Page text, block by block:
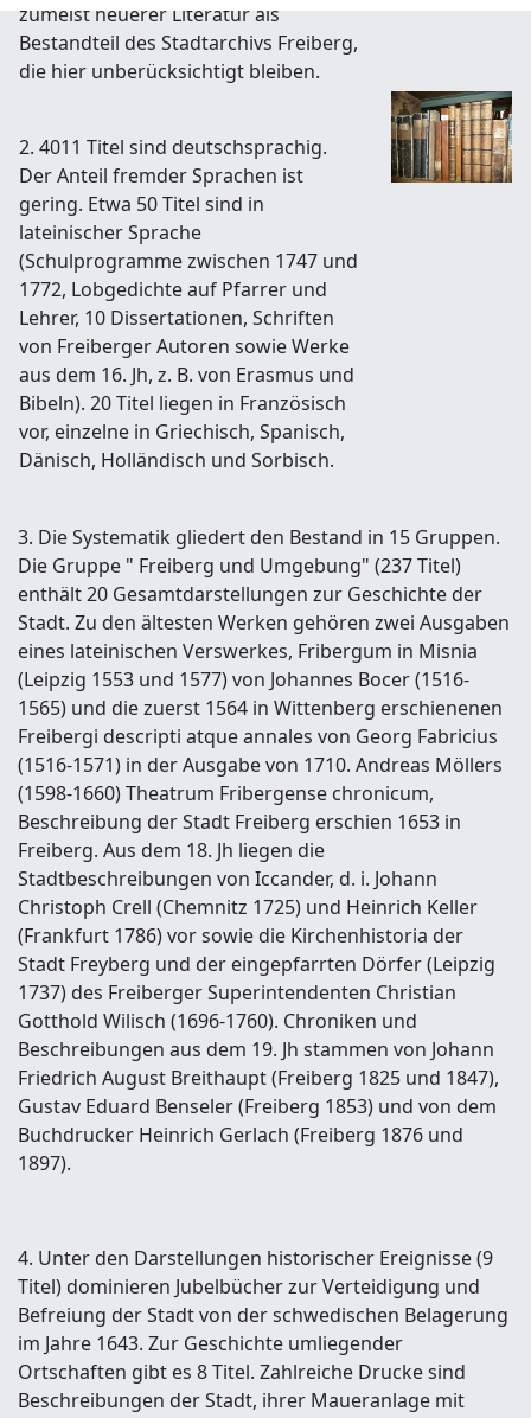
zumeist neuerer Literatur als
Bestandteil des Stadtarchivs Freiberg,
die hier unberücksichtigt bleiben.
2. 4011 Titel sind deutschsprachig.
Der Anteil fremder Sprachen ist
gering. Etwa 50 Titel sind in
lateinischer Sprache
(Schulprogramme zwischen 1747 und
1772, Lobgedichte auf Pfarrer und
Lehrer, 10 Dissertationen, Schriften
von Freiberger Autoren sowie Werke
aus dem 16. Jh, z. B. von Erasmus und
Bibeln). 20 Titel liegen in Französisch
vor, einzelne in Griechisch, Spanisch,
Dänisch, Holländisch und Sorbisch.
3. Die Systematik gliedert den Bestand in 15 Gruppen.
Die Gruppe " Freiberg und Umgebung" (237 Titel)
enthält 20 Gesamtdarstellungen zur Geschichte der
Stadt. Zu den ältesten Werken gehören zwei Ausgaben
eines lateinischen Verswerkes, Fribergum in Misnia
(Leipzig 1553 und 1577) von Johannes Bocer (1516-
1565) und die zuerst 1564 in Wittenberg erschienenen
Freibergi descripti atque annales von Georg Fabricius
(1516-1571) in der Ausgabe von 1710. Andreas Möllers
(1598-1660) Theatrum Fribergense chronicum,
Beschreibung der Stadt Freiberg erschien 1653 in
Freiberg. Aus dem 18. Jh liegen die
Stadtbeschreibungen von Iccander, d. i. Johann
Christoph Crell (Chemnitz 1725) und Heinrich Keller
(Frankfurt 1786) vor sowie die Kirchenhistoria der
Stadt Freyberg und der eingepfarrten Dörfer (Leipzig
1737) des Freiberger Superintendenten Christian
Gotthold Wilisch (1696-1760). Chroniken und
Beschreibungen aus dem 19. Jh stammen von Johann
Friedrich August Breithaupt (Freiberg 1825 und 1847),
Gustav Eduard Benseler (Freiberg 1853) und von dem
Buchdrucker Heinrich Gerlach (Freiberg 1876 und
1897).
4. Unter den Darstellungen historischer Ereignisse (9
Titel) dominieren Jubelbücher zur Verteidigung und
Befreiung der Stadt von der schwedischen Belagerung
im Jahre 1643. Zur Geschichte umliegender
Ortschaften gibt es 8 Titel. Zahlreiche Drucke sind
Beschreibungen der Stadt, ihrer Maueranlage mit